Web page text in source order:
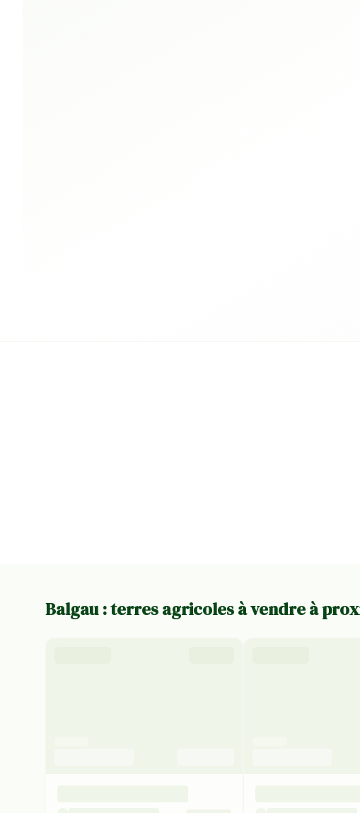
Balgau : terres agricoles à vendre à